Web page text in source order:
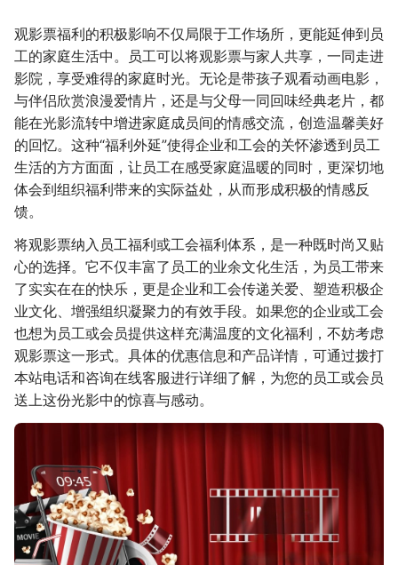
观影票福利的积极影响不仅局限于工作场所，更能延伸到员
工的家庭生活中。员工可以将观影票与家人共享，一同走进
影院，享受难得的家庭时光。无论是带孩子观看动画电影，
与伴侣欣赏浪漫爱情片，还是与父母一同回味经典老片，都
能在光影流转中增进家庭成员间的情感交流，创造温馨美好
的回忆。这种“福利外延”使得企业和工会的关怀渗透到员工
生活的方方面面，让员工在感受家庭温暖的同时，更深切地
体会到组织福利带来的实际益处，从而形成积极的情感反
馈。
将观影票纳入员工福利或工会福利体系，是一种既时尚又贴
心的选择。它不仅丰富了员工的业余文化生活，为员工带来
了实实在在的快乐，更是企业和工会传递关爱、塑造积极企
业文化、增强组织凝聚力的有效手段。如果您的企业或工会
也想为员工或会员提供这样充满温度的文化福利，不妨考虑
观影票这一形式。具体的优惠信息和产品详情，可通过拨打
本站电话和咨询在线客服进行详细了解，为您的员工或会员
送上这份光影中的惊喜与感动。